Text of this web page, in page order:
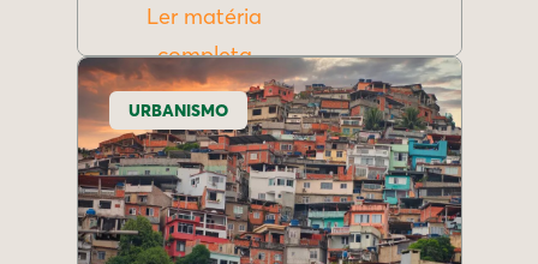
Ler matéria
completa
URBANISMO